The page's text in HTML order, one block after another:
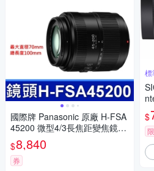
國際牌 Panasonic 原廠 H-FSA
45200 微型4/3長焦距變焦鏡頭
LUMIX G X VARIO 45-200mm
單眼鏡頭 相機
$8,840
券
標
$